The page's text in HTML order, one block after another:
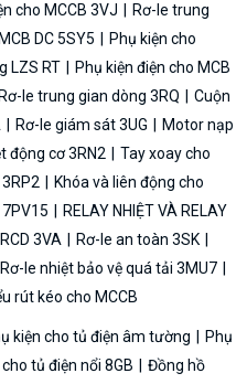
cho MCCB 3VJ
Rơ-le trung
DC 5SY5
Phụ kiện cho
LZS RT
Phụ kiện điện cho MCB
Rơ-le trung gian dòng 3RQ
Cuộn
Rơ-le giám sát 3UG
Motor nạp
động cơ 3RN2
Tay xoay cho
Khóa và liên động cho
RELAY NHIỆT VÀ RELAY
3VA
Rơ-le an toàn 3SK
Rơ-le nhiệt bảo vệ quá tải 3MU7
rút kéo cho MCCB
kiện cho tủ điện âm tường
Phụ
tủ điện nổi 8GB
Đồng hồ